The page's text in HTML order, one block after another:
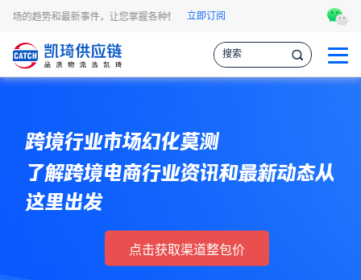
的趋势和最新事件，让您掌握各种情报，作出更明智的供应链决策。 凯琦
立即订阅
跨境行业市场幻化莫测
了解跨境电商行业资讯和最新动态从
这里出发
点击获取渠道整包价